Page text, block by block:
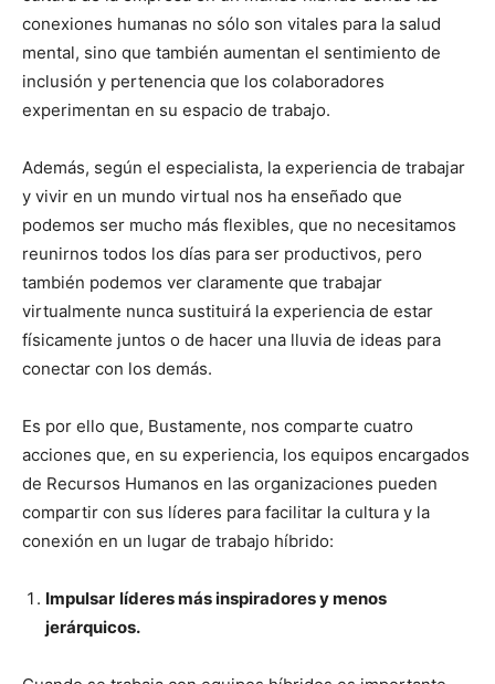
conexiones humanas no sólo son vitales para la salud
mental, sino que también aumentan el sentimiento de
inclusión y pertenencia que los colaboradores
experimentan en su espacio de trabajo.
Además, según el especialista, la experiencia de trabajar
y vivir en un mundo virtual nos ha enseñado que
podemos ser mucho más flexibles, que no necesitamos
reunirnos todos los días para ser productivos, pero
también podemos ver claramente que trabajar
virtualmente nunca sustituirá la experiencia de estar
físicamente juntos o de hacer una lluvia de ideas para
conectar con los demás.
Es por ello que, Bustamente, nos comparte cuatro
acciones que, en su experiencia, los equipos encargados
de Recursos Humanos en las organizaciones pueden
compartir con sus líderes para facilitar la cultura y la
conexión en un lugar de trabajo híbrido:
Impulsar líderes más inspiradores y menos
jerárquicos.